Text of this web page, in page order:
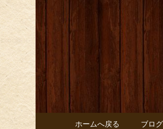
オレ
お店からのお
コンテンツへ移動
ホームへ戻る ブロ